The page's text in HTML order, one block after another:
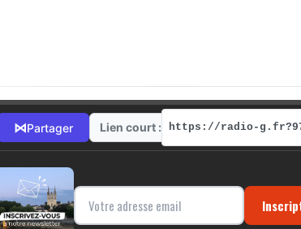
⋈Partager Lien court :